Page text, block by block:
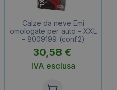
Calze da neve Emi
omologate per auto – XXL
– 8009199 (conf.2)
30,58 €
IVA esclusa